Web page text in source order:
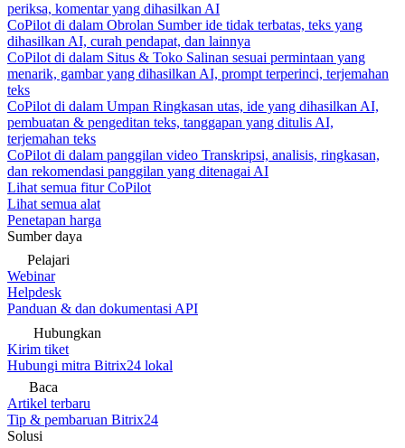
periksa, komentar yang dihasilkan AI
CoPilot di dalam Obrolan Sumber ide tidak terbatas, teks yang
dihasilkan AI, curah pendapat, dan lainnya
CoPilot di dalam Situs & Toko Salinan sesuai permintaan yang
menarik, gambar yang dihasilkan AI, prompt terperinci, terjemahan
teks
CoPilot di dalam Umpan Ringkasan utas, ide yang dihasilkan AI,
pembuatan & pengeditan teks, tanggapan yang ditulis AI,
terjemahan teks
CoPilot di dalam panggilan video Transkripsi, analisis, ringkasan,
dan rekomendasi panggilan yang ditenagai AI
Lihat semua fitur CoPilot
Lihat semua alat
Penetapan harga
Sumber daya
Pelajari
Webinar
Helpdesk
Panduan & dan dokumentasi API
Hubungkan
Kirim tiket
Hubungi mitra Bitrix24 lokal
Baca
Artikel terbaru
Tip & pembaruan Bitrix24
Solusi